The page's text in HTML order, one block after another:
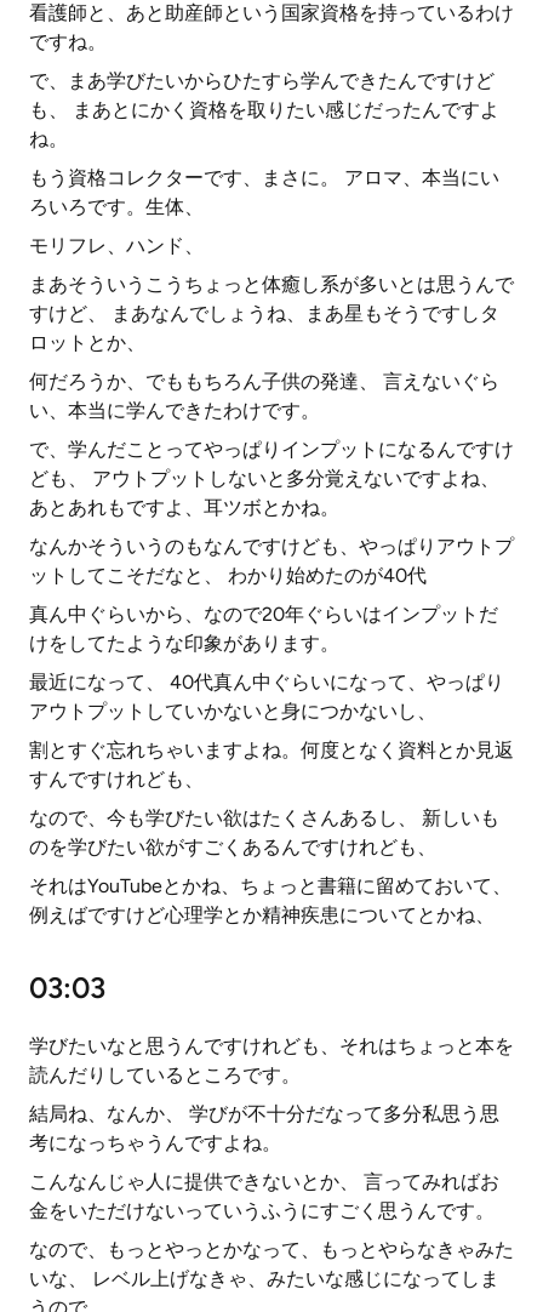
看護師と、あと助産師という国家資格を持っているわけ
ですね。
で、まあ学びたいからひたすら学んできたんですけど
も、 まあとにかく資格を取りたい感じだったんですよ
ね。
もう資格コレクターです、まさに。 アロマ、本当にい
ろいろです。生体、
モリフレ、ハンド、
まあそういうこうちょっと体癒し系が多いとは思うんで
すけど、 まあなんでしょうね、まあ星もそうですしタ
ロットとか、
何だろうか、でももちろん子供の発達、 言えないぐら
い、本当に学んできたわけです。
で、学んだことってやっぱりインプットになるんですけ
ども、 アウトプットしないと多分覚えないですよね、
あとあれもですよ、耳ツボとかね。
なんかそういうのもなんですけども、やっぱりアウトプ
ットしてこそだなと、 わかり始めたのが40代
真ん中ぐらいから、なので20年ぐらいはインプットだ
けをしてたような印象があります。
最近になって、 40代真ん中ぐらいになって、やっぱり
アウトプットしていかないと身につかないし、
割とすぐ忘れちゃいますよね。何度となく資料とか見返
すんですけれども、
なので、今も学びたい欲はたくさんあるし、 新しいも
のを学びたい欲がすごくあるんですけれども、
それはYouTubeとかね、ちょっと書籍に留めておいて、
例えばですけど心理学とか精神疾患についてとかね、
03:03
学びたいなと思うんですけれども、それはちょっと本を
読んだりしているところです。
結局ね、なんか、 学びが不十分だなって多分私思う思
考になっちゃうんですよね。
こんなんじゃ人に提供できないとか、 言ってみればお
金をいただけないっていうふうにすごく思うんです。
なので、もっとやっとかなって、もっとやらなきゃみた
いな、 レベル上げなきゃ、みたいな感じになってしま